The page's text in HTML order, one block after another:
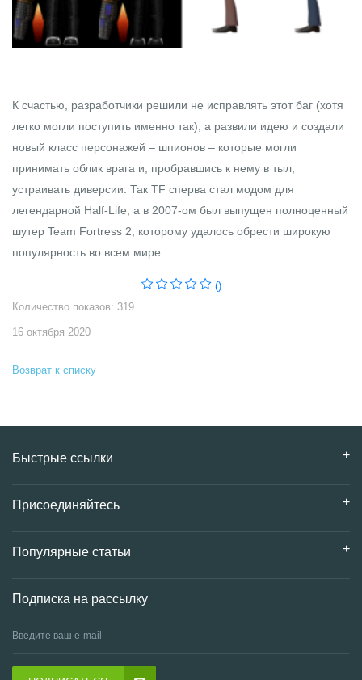
К счастью, разработчики решили не исправлять этот баг (хотя
легко могли поступить именно так), а развили идею и создали
новый класс персонажей – шпионов – которые могли
принимать облик врага и, пробравшись к нему в тыл,
устраивать диверсии. Так TF сперва стал модом для
легендарной Half-Life, а в 2007-ом был выпущен полноценный
шутер Team Fortress 2, которому удалось обрести широкую
популярность во всем мире.
()
Количество показов: 319
16 октября 2020
Возврат к списку
Быстрые ссылки
Присоединяйтесь
Популярные статьи
Подписка на рассылку